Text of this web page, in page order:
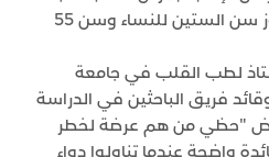
أو التدخين بالإضافة إلى تجاوز سن الستين للنساء وسن 55
لطب القلب في جامعة
فريق الباحثين في الدراسة
12 ألف مريض "حظي من هم عرضة لخطر